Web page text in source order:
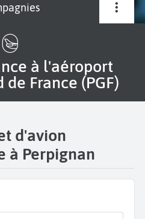
de France (PGF)
d'avion
à Perpignan